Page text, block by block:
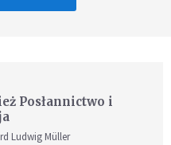
Posłannictwo i
Ludwig Müller